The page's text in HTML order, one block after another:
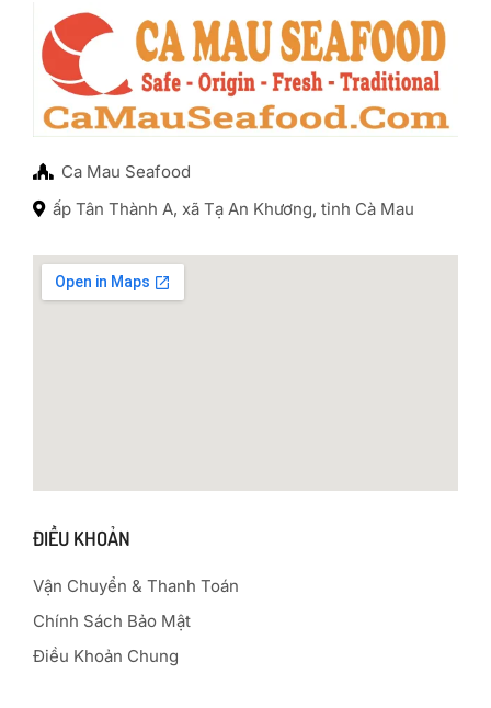
Ca Mau Seafood
ấp Tân Thành A, xã Tạ An Khương, tỉnh Cà Mau
ĐIỀU KHOẢN
Vận Chuyển & Thanh Toán
Chính Sách Bảo Mật
Điều Khoản Chung